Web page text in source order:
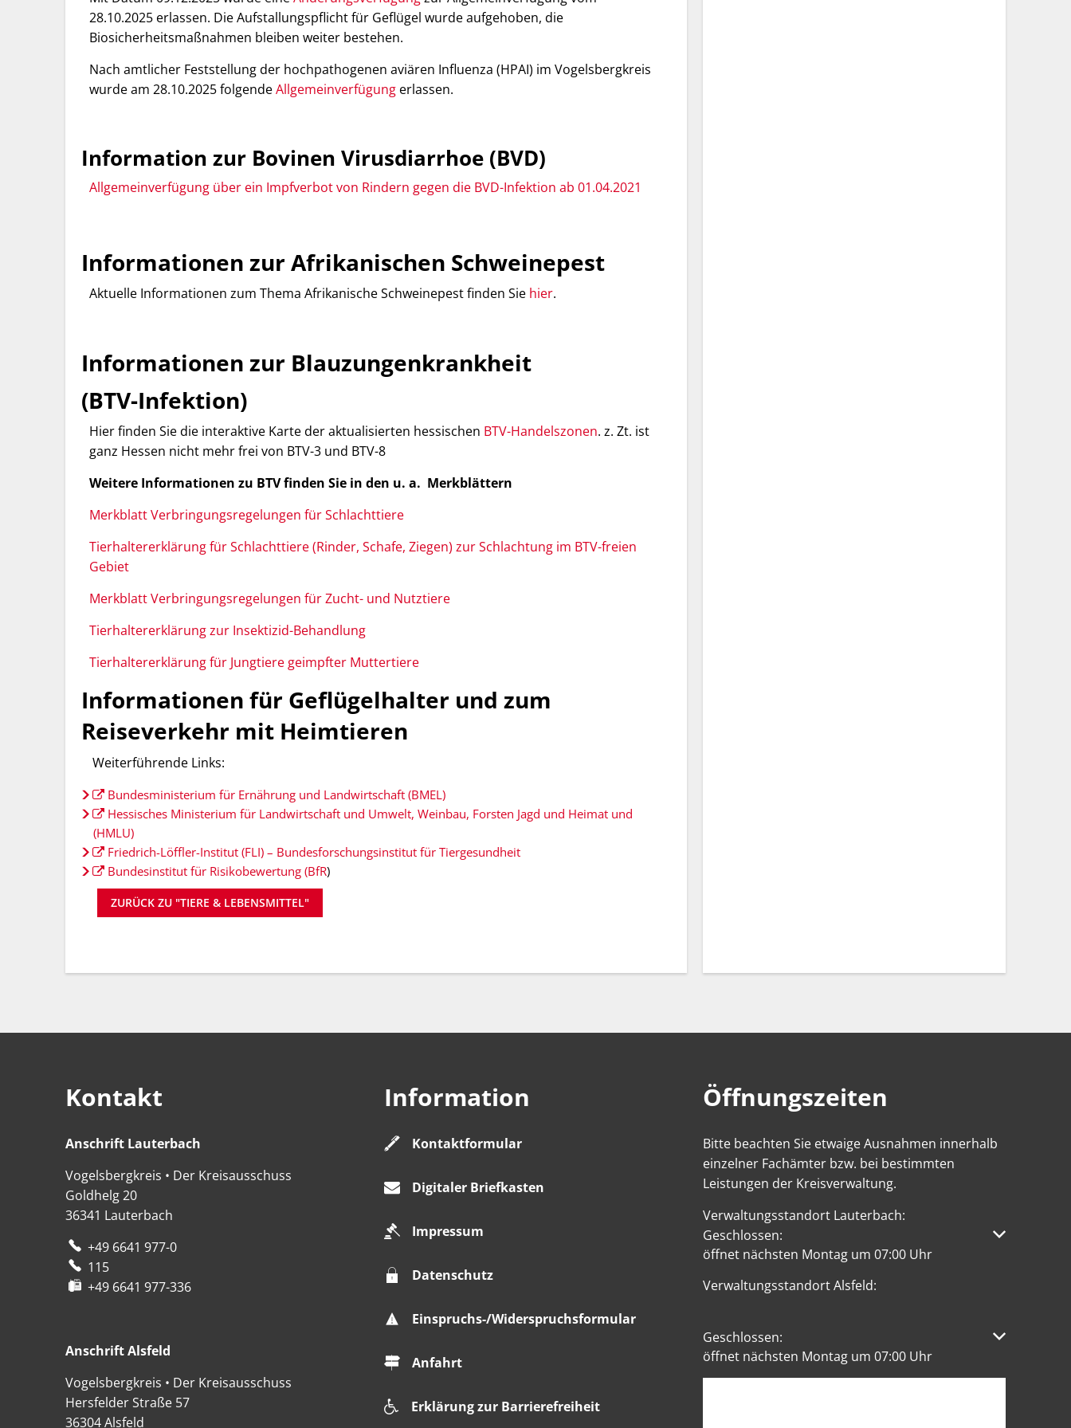
28.10.2025 erlassen. Die Aufstallungspflicht für Geflügel wurde aufgehoben, die
Biosicherheitsmaßnahmen bleiben weiter bestehen.
Nach amtlicher Feststellung der hochpathogenen aviären Influenza (HPAI) im Vogelsbergkreis
wurde am 28.10.2025 folgendeAllgemeinverfügung erlassen.
Information zur Bovinen Virusdiarrhoe (BVD)
Allgemeinverfügung über ein Impfverbot von Rindern gegen die BVD-Infektion ab 01.04.2021
Informationen zur Afrikanischen Schweinepest
Aktuelle Informationen zum Thema Afrikanische Schweinepest finden Sie hier.
Informationen zur Blauzungenkrankheit
(BTV-Infektion)
Hier finden Sie die interaktive Karte der aktualisierten hessischen BTV-Handelszonen. z. Zt. ist
ganz Hessen nicht mehr frei von BTV-3 und BTV-8
Weitere Informationen zu BTV finden Sie in den u. a. Merkblättern
Merkblatt Verbringungsregelungen für Schlachttiere
Tierhaltererklärung für Schlachttiere (Rinder, Schafe, Ziegen) zur Schlachtung im BTV-freien
Gebiet
Merkblatt Verbringungsregelungen für Zucht- und Nutztiere
Tierhaltererklärung zur Insektizid-Behandlung
Tierhaltererklärung für Jungtiere geimpfter Muttertiere
Informationen für Geflügelhalter und zum
Reiseverkehr mit Heimtieren
Weiterführende Links:
Bundesministerium für Ernährung und Landwirtschaft (BMEL)
Hessisches Ministerium für Landwirtschaft und Umwelt, Weinbau, Forsten Jagd und Heimat und
(HMLU)
Friedrich-Löffler-Institut (FLI) – Bundesforschungsinstitut für Tiergesundheit
Bundesinstitut für Risikobewertung (BfR)
ZURÜCK ZU "TIERE & LEBENSMITTEL"
Kontakt
Anschrift Lauterbach
Vogelsbergkreis • Der Kreisausschuss
Goldhelg 20
36341 Lauterbach
+49 6641 977-0
115
+49 6641 977-336
Anschrift Alsfeld
Vogelsbergkreis • Der Kreisausschuss
Hersfelder Straße 57
36304Alsfeld
Information
Kontaktformular
Digitaler Briefkasten
Impressum
Datenschutz
Einspruchs-/Widerspruchsformular
Anfahrt
Erklärung zur Barrierefreiheit
Öffnungszeiten
Bitte beachten Sie etwaige Ausnahmen innerhalb
einzelner Fachämter bzw. bei bestimmten
Leistungen der Kreisverwaltung.
Verwaltungsstandort Lauterbach:
Klicken, um weitere Öffnungs- oder Schließzeiten
Geschlossen:
öffnet nächsten Montag um 07:00 Uhr
Verwaltungsstandort Alsfeld:
Klicken, um weitere Öffnungs- oder Schließzeiten
Geschlossen:
öffnet nächsten Montag um 07:00 Uhr